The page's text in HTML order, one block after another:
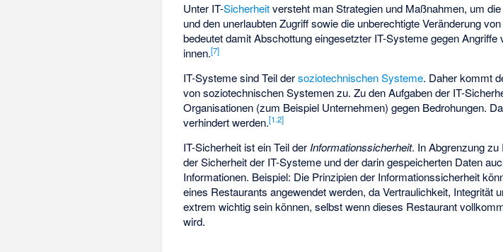
Unter IT-Sicherheitversteht man Strategien und Maßnahmen, um
und den unerlaubten Zugriff sowie die unberechtigte Veränderung
bedeutet damit Abschottung eingesetzter IT-Systeme gegen
innen.[7]
IT-Systeme sind Teil dersoziotechnischen Systeme. Daher kommt
von soziotechnischen Systemen zu. Zu den Aufgaben der IT-
Organisationen (zum Beispiel Unternehmen) gegen Bedrohungen.
verhindert werden.[1.2]
IT-Sicherheit ist ein Teil der Informationssicherheit. In Abgrenzung
der Sicherheit der IT-Systeme und der darin gespeicherten Daten
Informationen. Beispiel: Die Prinzipien der Informationssicherheit
eines Restaurants angewendet werden, da Vertraulichkeit, Integrität
extrem wichtig sein können, selbst wenn dieses Restaurant
wird.